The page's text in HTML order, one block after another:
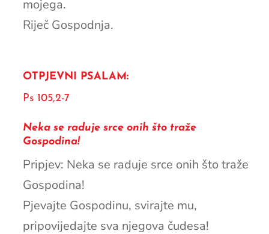
mojega.
Riječ Gospodnja.
OTPJEVNI PSALAM:
Ps 105,2-7
Neka se raduje srce onih što traže
Gospodina!
Pripjev: Neka se raduje srce onih što traže
Gospodina!
Pjevajte Gospodinu, svirajte mu,
pripovijedajte sva njegova čudesa!